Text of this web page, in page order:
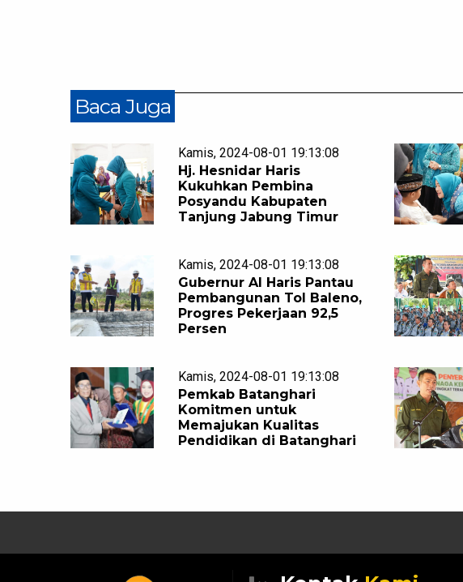
Baca Juga
Kamis, 2024-08-01 19:13:08
Hj. Hesnidar Haris
Kukuhkan Pembina
Posyandu Kabupaten
Tanjung Jabung Timur
Kamis, 2024-08-01 19:13:08
Gubernur Al Haris Pantau
Pembangunan Tol Baleno,
Progres Pekerjaan 92,5
Persen
Kamis, 2024-08-01 19:13:08
Pemkab Batanghari
Komitmen untuk
Memajukan Kualitas
Pendidikan di Batanghari